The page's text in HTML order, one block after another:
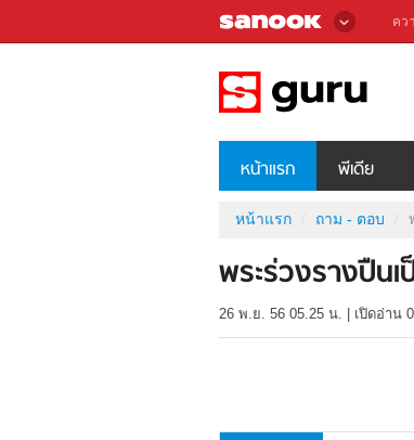
คว
หน้าแรก พีเดีย
หน้าแรก ถาม - ตอบ
พระร่วงรางปืน
26 พ.ย. 56 05.25 น. เปิดอ่าน 0